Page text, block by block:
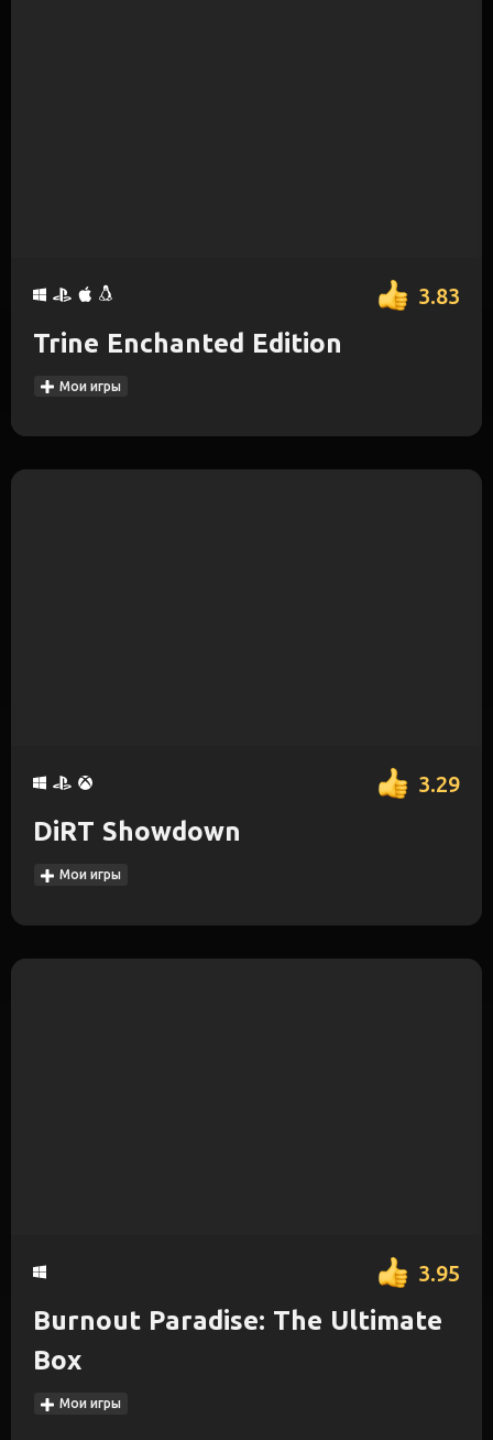
3.83
Trine Enchanted Edition
Мои игры
3.29
DiRT Showdown
Мои игры
3.95
Burnout Paradise: The Ultimate
Box
Мои игры